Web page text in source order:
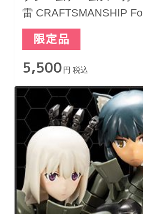
雷 CRAFTSMANSHIP
5,500 円 税込